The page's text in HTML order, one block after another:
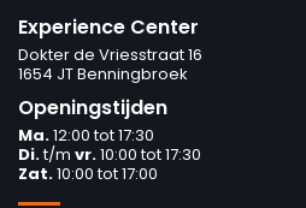
Experience Center
Dokter de Vriesstraat 16
1654 JT Benningbroek
Openingstijden
Ma.12:00 tot 17:30
Di.t/m vr.10:00 tot 17:30
Zat.10:00 tot 17:00